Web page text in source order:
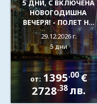
5 ДНИ, С ВКЛЮЧЕНА
НОВОГОДИШНА
ВЕЧЕРЯ! - ПОЛЕТ НА
WIZZ AIR
29.12.2026 г.
5 дни
от: 1395.00€
2728.38 лв.